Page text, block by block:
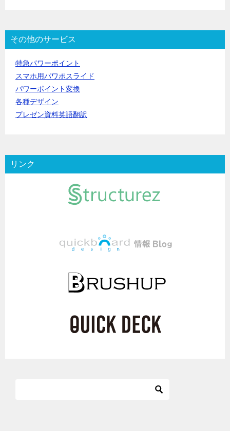
その他のサービス
特急パワーポイント
スマホ用パワポスライド
パワーポイント変換
各種デザイン
プレゼン資料英語翻訳
リンク